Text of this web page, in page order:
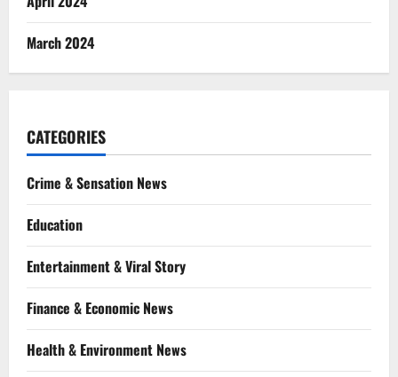
March 2024
CATEGORIES
Crime & Sensation News
Education
Entertainment & Viral Story
Finance & Economic News
Health & Environment News